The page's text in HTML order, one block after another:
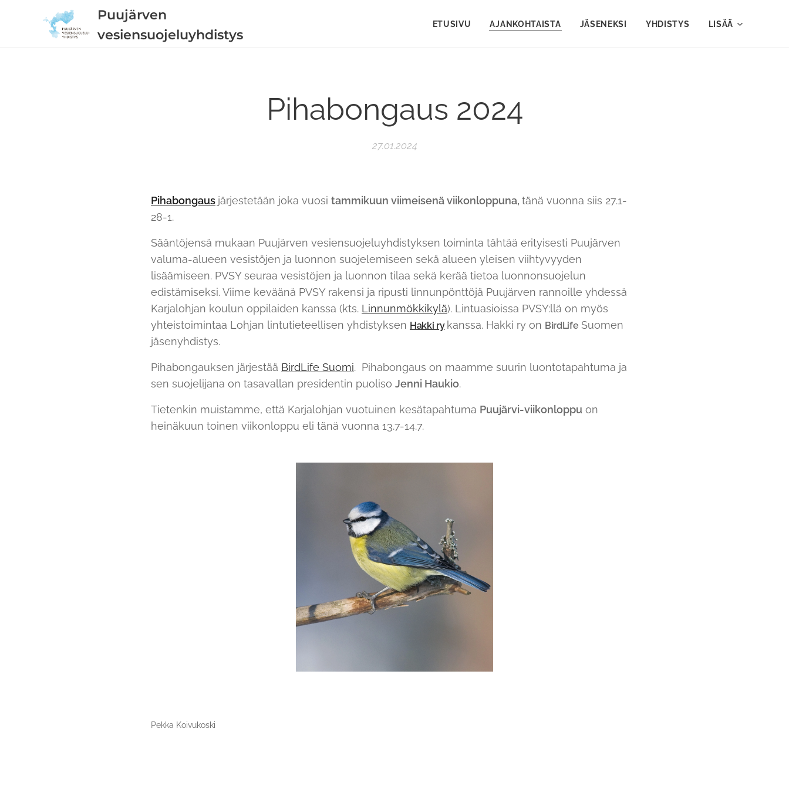
Puujärven
vesiensuojeluyhdistys
ETUSIVU AJANKOHTAISTA JÄSENEKSI YHDISTYS LISÄÄ
Pihabongaus 2024
27.01.2024
Pihabongaus järjestetään joka vuosi tammikuun viimeisenä viikonloppuna, tänä vuonna siis 27.1-
28-1.
Sääntöjensä mukaan Puujärven vesiensuojeluyhdistyksen toiminta tähtää erityisesti Puujärven
valuma-alueen vesistöjen ja luonnon suojelemiseen sekä alueen yleisen viihtyvyyden
lisäämiseen. PVSY seuraa vesistöjen ja luonnon tilaa sekä kerää tietoa luonnonsuojelun
edistämiseksi. Viime keväänä PVSY rakensi ja ripusti linnunpönttöjä Puujärven rannoille yhdessä
Karjalohjan koulun oppilaiden kanssa (kts. Linnunmökkikylä). Lintuasioissa PVSY:llä on myös
yhteistoimintaa Lohjan lintutieteellisen yhdistyksen Hakki ry kanssa. Hakki ry on BirdLife Suomen
jäsenyhdistys.
Pihabongauksen järjestää BirdLife Suomi. Pihabongaus on maamme suurin luontotapahtuma ja
sen suojelijana on tasavallan presidentin puoliso Jenni Haukio.
Tietenkin muistamme, että Karjalohjan vuotuinen kesätapahtuma Puujärvi-viikonloppu on
heinäkuun toinen viikonloppu eli tänä vuonna 13.7-14.7.
Pekka Koivukoski